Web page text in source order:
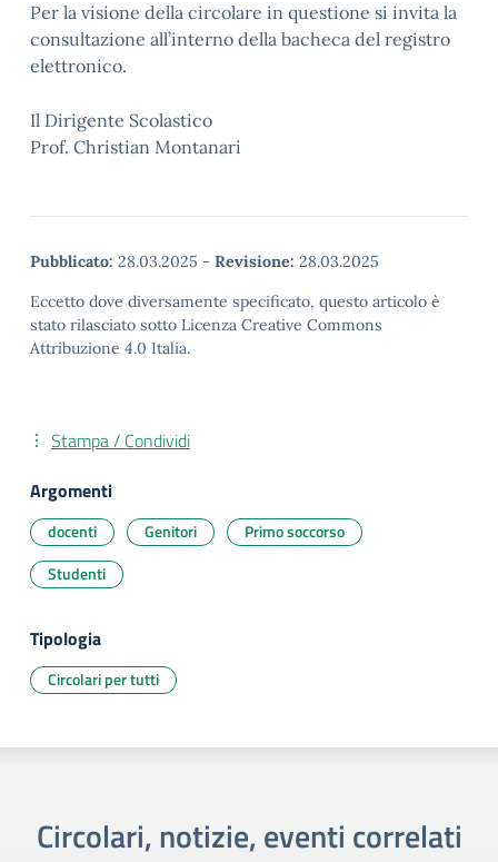
Per la visione della circolare in questione si invita la
consultazione all’interno della bacheca del registro
elettronico.
Il Dirigente Scolastico
Prof. Christian Montanari
Pubblicato: 28.03.2025 - Revisione: 28.03.2025
Eccetto dove diversamente specificato, questo articolo è
stato rilasciato sotto Licenza Creative Commons
Attribuzione 4.0 Italia.
Stampa / Condividi
Argomenti
docenti Genitori
Primo soccorso
Studenti
Tipologia
Circolari per tutti
Circolari, notizie, eventi correlati